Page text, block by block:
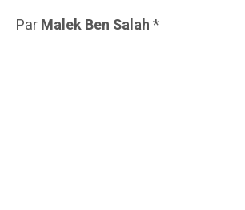
ParMalek Ben Salah*